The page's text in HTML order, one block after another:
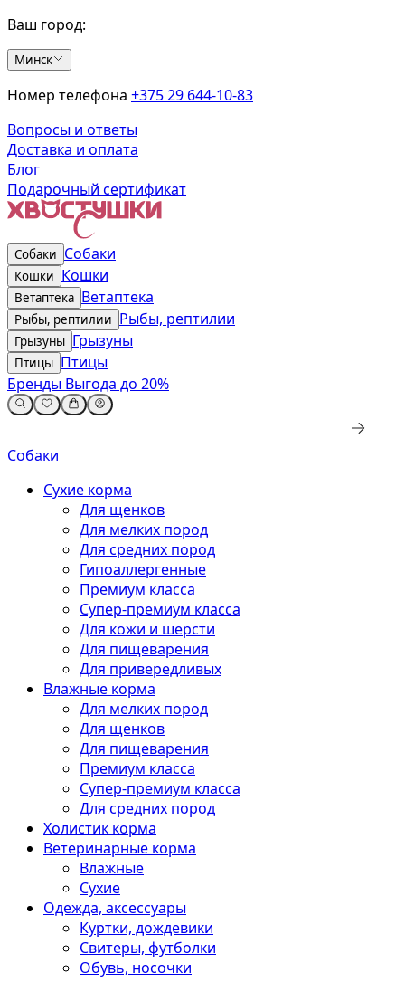
Ваш город:
Минск
Номер телефона +375 29 644-10-83
Вопросы и ответы
Доставка и оплата
Блог
Подарочный сертификат
Собаки Собаки
Кошки Кошки
Ветаптека Ветаптека
Рыбы, рептилии Рыбы, рептилии
Грызуны Грызуны
Птицы Птицы
Бренды Выгода до 20%
Собаки
Сухие корма
Для щенков
Для мелких пород
Для средних пород
Гипоаллергенные
Премиум класса
Супер-премиум класса
Для кожи и шерсти
Для пищеварения
Для привередливых
Влажные корма
Для мелких пород
Для щенков
Для пищеварения
Премиум класса
Супер-премиум класса
Для средних пород
Холистик корма
Ветеринарные корма
Влажные
Сухие
Одежда, аксессуары
Куртки, дождевики
Свитеры, футболки
Обувь, носочки